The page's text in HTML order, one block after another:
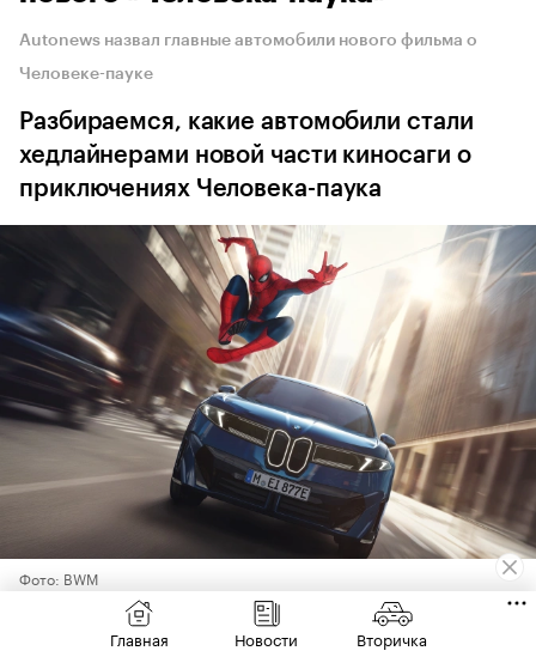
Autonews назвал главные автомобили нового фильма о
Человеке-пауке
Разбираемся, какие автомобили стали
хедлайнерами новой части киносаги о
приключениях Человека-паука
Фото: BWM
Кинолента «Человек-паук: Новый день» стала
Главная Новости Вторичка